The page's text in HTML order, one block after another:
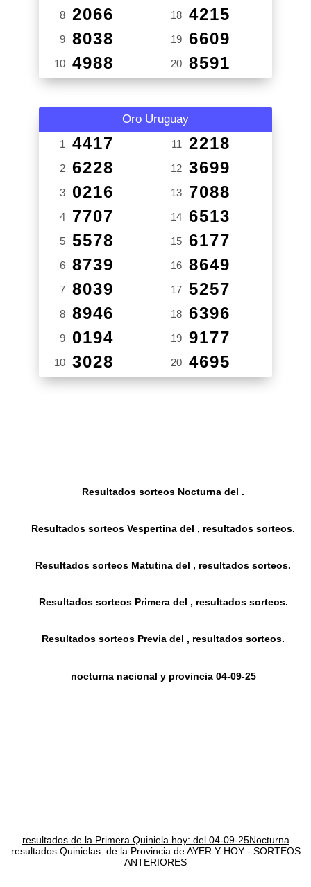
8 2066
9 8038
10 4988
18 4215
19 6609
20 8591
Oro Uruguay
1 4417
2 6228
3 0216
4 7707
5 5578
6 8739
7 8039
8 8946
9 0194
10 3028
11 2218
12 3699
13 7088
14 6513
15 6177
16 8649
17 5257
18 6396
19 9177
20 4695
Resultados sorteos Nocturna del .
Resultados sorteos Vespertina del , resultados sorteos.
Resultados sorteos Matutina del , resultados sorteos.
Resultados sorteos Primera del , resultados sorteos.
Resultados sorteos Previa del , resultados sorteos.
nocturna nacional y provincia 04-09-25
resultados de la Primera Quiniela hoy: del 04-09-25Nocturna
resultados Quinielas: de la Provincia de AYER Y HOY - SORTEOS
ANTERIORES